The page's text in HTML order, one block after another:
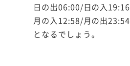
日の出06:00/日の入19:16
月の入12:58/月の出23:54
となるでしょう。